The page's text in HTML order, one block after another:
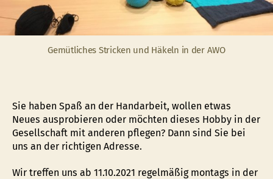
Gemütliches Stricken und Häkeln in der AWO
Sie haben Spaß an der Handarbeit, wollen etwas
Neues ausprobieren oder möchten dieses Hobby in der
Gesellschaft mit anderen pflegen? Dann sind Sie bei
uns an der richtigen Adresse.
Wir treffen uns ab 11.10.2021 regelmäßig montags in der